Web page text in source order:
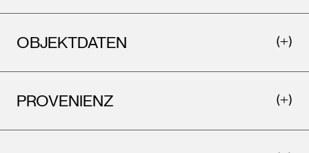
OBJEKTDATEN
PROVENIENZ